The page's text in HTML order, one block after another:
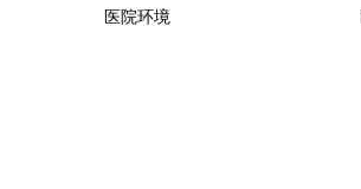
医院环境